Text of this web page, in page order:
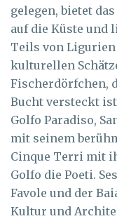
gelegen, bietet
auf die Küste und
Teils von
kulturellen
Fischerdörfchen,
Bucht versteckt
Golfo Paradiso,
mit seinem
Cinque Terri mit
Golfo die Poeti.
Favole und der
Kultur und